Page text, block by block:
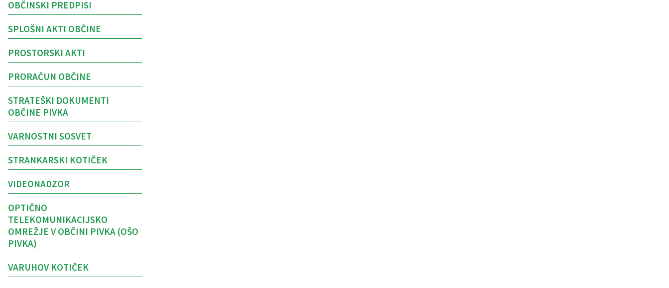
OBČINSKI PREDPISI
SPLOŠNI AKTI OBČINE
PROSTORSKI AKTI
PRORAČUN OBČINE
STRATEŠKI DOKUMENTI
OBČINE PIVKA
VARNOSTNI SOSVET
STRANKARSKI KOTIČEK
VIDEONADZOR
OPTIČNO
TELEKOMUNIKACIJSKO
OMREŽJE V OBČINI PIVKA (OŠO
PIVKA)
VARUHOV KOTIČEK